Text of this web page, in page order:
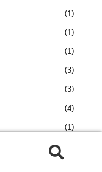
(1)
(1)
(1)
(3)
(3)
(4)
(1)